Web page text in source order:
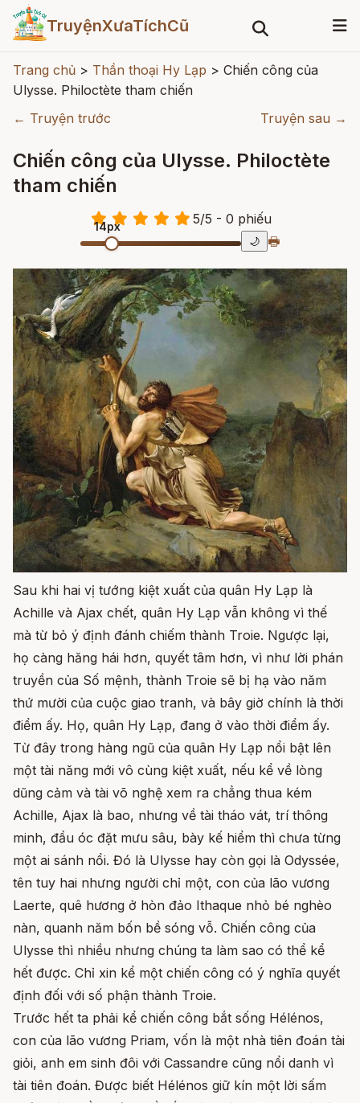
TruyệnXưaTíchCũ
Trang chủ > Thần thoại Hy Lạp > Chiến công của
Ulysse. Philoctète tham chiến
← Truyện trước
Truyện sau →
Chiến công của Ulysse. Philoctète
tham chiến
5/5 - 0 phiếu
14px
🌙 🖶
Sau khi hai vị tướng kiệt xuất của quân Hy Lạp là
Achille và Ajax chết, quân Hy Lạp vẫn không vì thế
mà từ bỏ ý định đánh chiếm thành Troie. Ngược lại,
họ càng hăng hái hơn, quyết tâm hơn, vì như lời phán
truyền của Số mệnh, thành Troie sẽ bị hạ vào năm
thứ mười của cuộc giao tranh, và bây giờ chính là thời
điểm ấy. Họ, quân Hy Lạp, đang ở vào thời điểm ấy.
Từ đây trong hàng ngũ của quân Hy Lạp nổi bật lên
một tài năng mới vô cùng kiệt xuất, nếu kể về lòng
dũng cảm và tài võ nghệ xem ra chẳng thua kém
Achille, Ajax là bao, nhưng về tài tháo vát, trí thông
minh, đầu óc đặt mưu sâu, bày kế hiểm thì chưa từng
một ai sánh nổi. Đó là Ulysse hay còn gọi là Odyssée,
tên tuy hai nhưng người chỉ một, con của lão vương
Laerte, quê hương ở hòn đảo Ithaque nhỏ bé nghèo
nàn, quanh năm bốn bề sóng vỗ. Chiến công của
Ulysse thì nhiều nhưng chúng ta làm sao có thể kể
hết được. Chỉ xin kể một chiến công có ý nghĩa quyết
định đối với số phận thành Troie.
Trước hết ta phải kể chiến công bắt sống Hélénos,
con của lão vương Priam, vốn là một nhà tiên đoán tài
giỏi, anh em sinh đôi với Cassandre cũng nổi danh vì
tài tiên đoán. Được biết Hélénos giữ kín một lời sấm